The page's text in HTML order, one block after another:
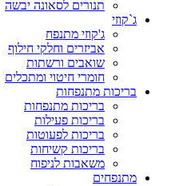
תנורים לסאונה יבשה
ג`קוזי
ג'קוזי מתנפח
אביזרים וחלקי חילוף
שואבים ורשתות
חומרי חיטוי ומתכלים
בריכות מתנפחות
בריכות מתנפחות
בריכות פעילות
בריכות לפעוטות
בריכות קשיחות
משאבות לניפוח
מתנפחים